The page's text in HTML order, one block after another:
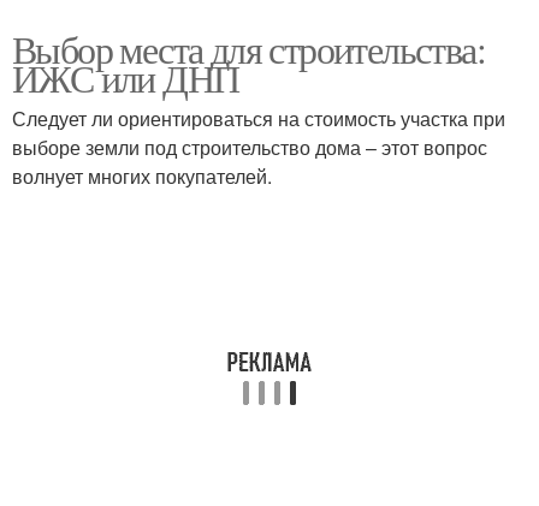
Выбор места для строительства:
ИЖС или ДНП
Следует ли ориентироваться на стоимость участка при
выборе земли под строительство дома – этот вопрос
волнует многих покупателей.